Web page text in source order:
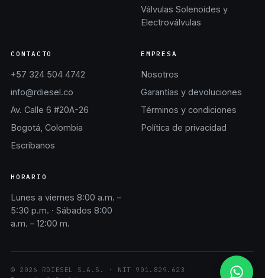
Válvulas Solenoides y
Electroválvulas
CONTACTO
+57 324 504 4742
info@rdiesel.co
Av. Calle 6 #20A-26
Bogotá, Colombia
Escríbanos
EMPRESA
Nosotros
Garantías y devoluciones
Términos y condiciones
Política de privacidad
HORARIO
Lunes a viernes 8:00 a.m. –
5:30 p.m. · Sábados 8:00
a.m. – 12:00 m.
© 2026 RDIESEL S.A.S. · NIT 901.829.623